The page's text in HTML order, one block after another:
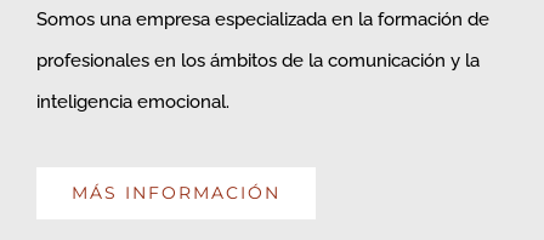
Somos una empresa especializada en la formación de
profesionales en los ámbitos de la comunicación y la
inteligencia emocional.
MÁS INFORMACIÓN